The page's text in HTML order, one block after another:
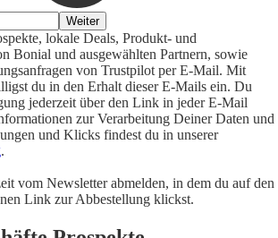
Weiter
lokale Deals, Produkt- und
Bonial und ausgewählten Partnern, sowie
von Trustpilot per E-Mail. Mit
du in den Erhalt dieser E-Mails ein. Du
jederzeit über den Link in jeder E-Mail
zur Verarbeitung Deiner Daten und
und Klicks findest du in unserer
.
vom Newsletter abmelden, in dem du auf den
Link zur Abbestellung klickst.